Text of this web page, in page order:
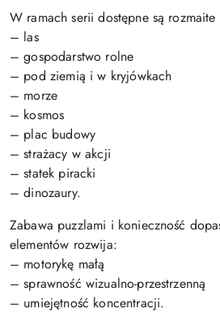
W ramach serii dostępne są rozmaite
– las
– gospodarstwo rolne
– pod ziemią i w kryjówkach
– morze
– kosmos
– plac budowy
– strażacy w akcji
– statek piracki
– dinozaury.
Zabawa puzzlami i konieczność
elementów rozwija:
– motorykę małą
– sprawność wizualno-przestrzenną
– umiejętność koncentracji.